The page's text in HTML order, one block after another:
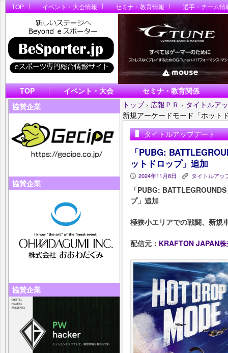
TOP イベント・大会情報 セミナ・教育情報 選手・チーム情
TOP イベント・大会
セミナ・教育関係
協賛企業
協賛企業
協賛企業
トップ › 広報ＰＲ › タイトルア
新規アーケードモード「ホット
タイトルアップデート
「PUBG:
ットドロップ」追加
P 2024年11月8日 K タイトルアッ
「PUBG:
プ」追加
極狭小エリアでの戦闘、新規
配信元： KRAFTON JAPAN